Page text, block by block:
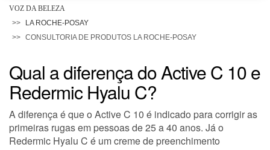
PELE
DESODORANTE
SOLAR
VOZ DA BELEZA
LA ROCHE-POSAY
CONSULTORIA DE PRODUTOS LA ROCHE-POSAY
Qual a diferença do Active C 10 e
Redermic Hyalu C?
A diferença é que o Active C 10 é indicado para corrigir as
primeiras rugas em pessoas de 25 a 40 anos. Já o
Redermic Hyalu C é um creme de preenchimento